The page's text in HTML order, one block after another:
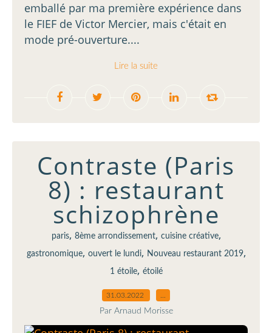
emballé par ma première expérience dans
le FIEF de Victor Mercier, mais c'était en
mode pré-ouverture....
Lire la suite
Contraste (Paris
8) : restaurant
schizophrène
paris, 8ème arrondissement, cuisine créative,
gastronomique, ouvert le lundi, Nouveau restaurant 2019,
1 étoile, étoilé
31.03.2022
Par Arnaud Morisse